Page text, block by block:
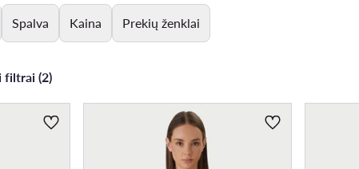
Spalva Kaina Prekių ženklai
filtrai (2)